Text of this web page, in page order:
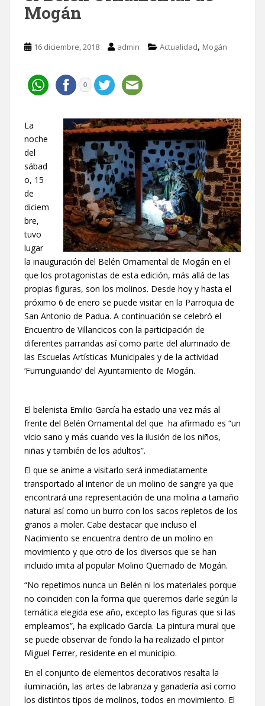
Mogán
16 diciembre, 2018 admin Actualidad, Mogán
0
La
noche
del
sábad
o, 15
de
diciem
bre,
tuvo
lugar
la inauguración del Belén Ornamental de Mogán en el
que los protagonistas de esta edición, más allá de las
propias figuras, son los molinos. Desde hoy y hasta el
próximo 6 de enero se puede visitar en la Parroquia de
San Antonio de Padua. A continuación se celebró el
Encuentro de Villancicos con la participación de
diferentes parrandas así como parte del alumnado de
las Escuelas Artísticas Municipales y de la actividad
‘Furrunguiando’ del Ayuntamiento de Mogán.
El belenista Emilio García ha estado una vez más al
frente del Belén Ornamental del que ha afirmado es “un
vicio sano y más cuando ves la ilusión de los niños,
niñas y también de los adultos”.
El que se anime a visitarlo será inmediatamente
transportado al interior de un molino de sangre ya que
encontrará una representación de una molina a tamaño
natural así como un burro con los sacos repletos de los
granos a moler. Cabe destacar que incluso el
Nacimiento se encuentra dentro de un molino en
movimiento y que otro de los diversos que se han
incluido imita al popular Molino Quemado de Mogán.
“No repetimos nunca un Belén ni los materiales porque
no coinciden con la forma que queremos darle según la
temática elegida ese año, excepto las figuras que si las
empleamos”, ha explicado García. La pintura mural que
se puede observar de fondo la ha realizado el pintor
Miguel Ferrer, residente en el municipio.
En el conjunto de elementos decorativos resalta la
iluminación, las artes de labranza y ganadería así como
los distintos tipos de molinos, todos en movimiento. El